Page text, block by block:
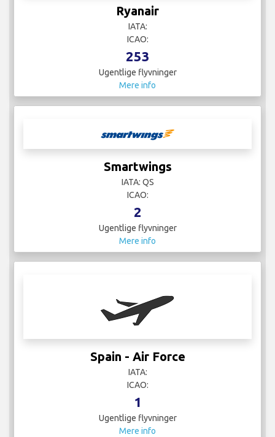
Ryanair
IATA:
ICAO:
253
Ugentlige flyvninger
Mere info
Smartwings
IATA: QS
ICAO:
2
Ugentlige flyvninger
Mere info
Spain - Air Force
IATA:
ICAO:
1
Ugentlige flyvninger
Mere info